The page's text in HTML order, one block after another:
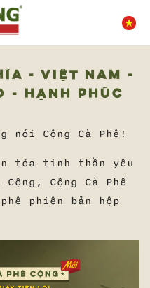
- VIỆT NAM -
- HẠNH PHÚC
nói Cộng Cà Phê!
tỏa tinh thần yêu
Cộng Cà Phê
phiên bản hộp